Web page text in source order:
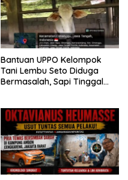
Bantuan UPPO Kelompok
Tani Lembu Seto Diduga
Bermasalah, Sapi Tinggal